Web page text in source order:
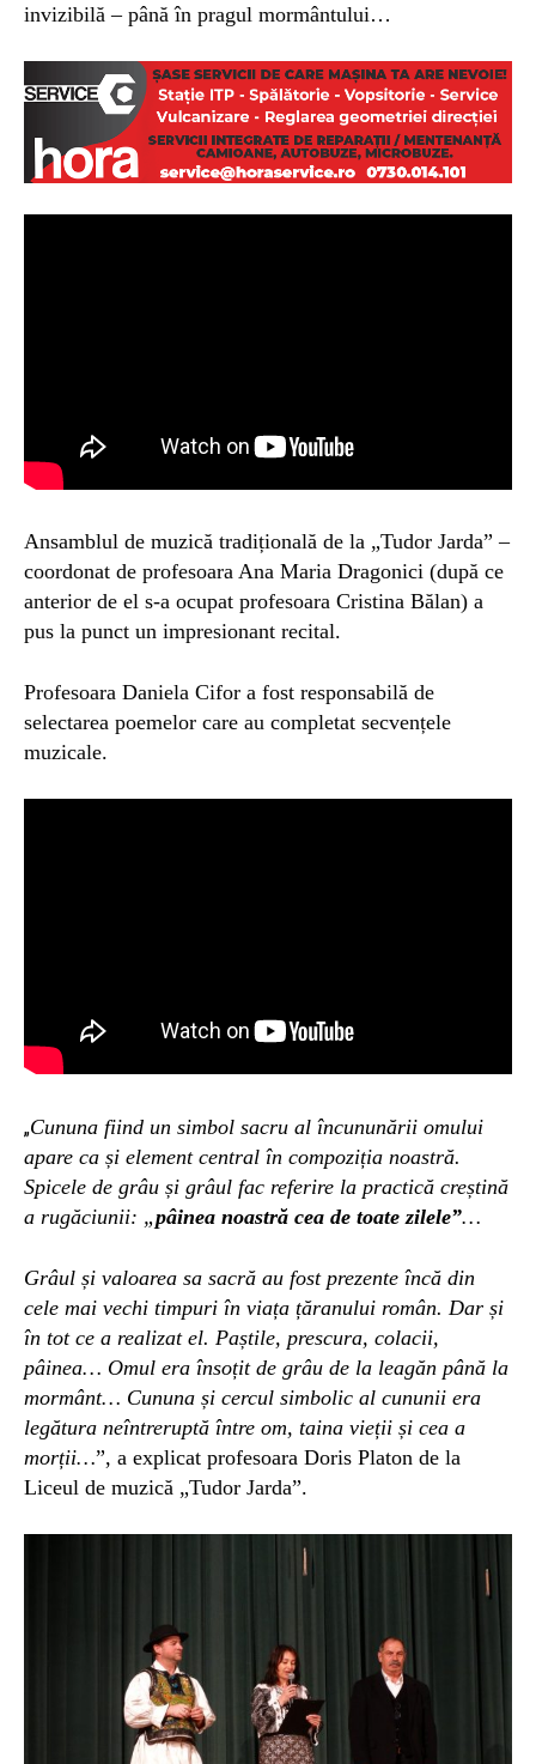
invizibilă – până în pragul mormântului…
Ansamblul de muzică tradițională de la „Tudor Jarda” –
coordonat de profesoara Ana Maria Dragonici (după ce
anterior de el s-a ocupat profesoara Cristina Bălan) a
pus la punct un impresionant recital.
Profesoara Daniela Cifor a fost responsabilă de
selectarea poemelor care au completat secvențele
muzicale.
„Cununa fiind un simbol sacru al încununării omului
apare ca și element central în compoziția noastră.
Spicele de grâu și grâul fac referire la practică creștină
a rugăciunii: „pâinea noastră cea de toate zilele”…
Grâul și valoarea sa sacră au fost prezente încă din
cele mai vechi timpuri în viața țăranului român. Dar și
în tot ce a realizat el. Paștile, prescura, colacii,
pâinea… Omul era însoțit de grâu de la leagăn până la
mormânt… Cununa și cercul simbolic al cununii era
legătura neîntreruptă între om, taina vieții și cea a
morții…”, a explicat profesoara Doris Platon de la
Liceul de muzică „Tudor Jarda”.